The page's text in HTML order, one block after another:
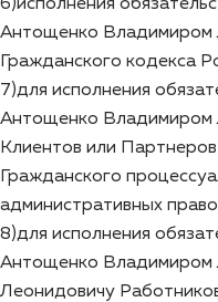
6)исполнения
Антощенко Владимиром
Гражданского кодекса
7)для исполнения
Антощенко Владимиром
Клиентов или
Гражданского
административных
8)для исполнения
Антощенко Владимиром
Леонидовичу